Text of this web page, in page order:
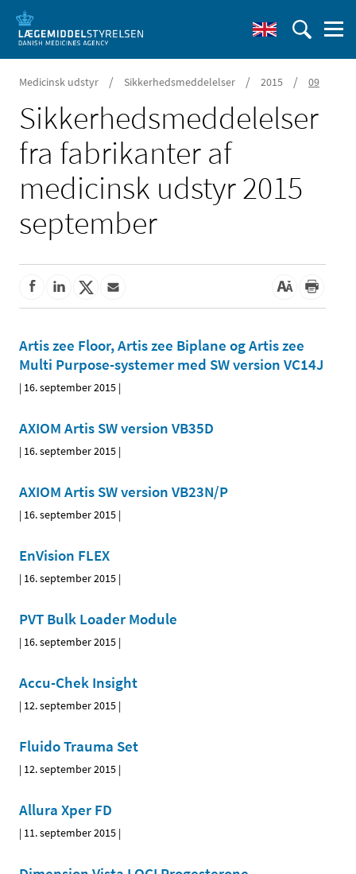
Medicinsk udstyr / Sikkerhedsmeddelelser / 2015 / 09
Sikkerheds­meddelelser
fra fabrikanter af
medicinsk udstyr 2015
september
Artis zee Floor, Artis zee Biplane og Artis zee
Multi Purpose-systemer med SW version VC14J
| 16. september 2015 |
AXIOM Artis SW version VB35D
| 16. september 2015 |
AXIOM Artis SW version VB23N/P
| 16. september 2015 |
EnVision FLEX
| 16. september 2015 |
PVT Bulk Loader Module
| 16. september 2015 |
Accu-Chek Insight
| 12. september 2015 |
Fluido Trauma Set
| 12. september 2015 |
Allura Xper FD
| 11. september 2015 |